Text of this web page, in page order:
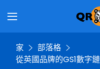
家
部落格
從英國品牌的GS1數字